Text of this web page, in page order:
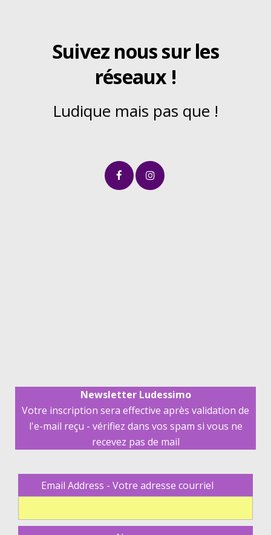
Suivez nous sur les
réseaux !
Ludique mais pas que !
Newsletter Ludessimo
Votre inscription sera effective après validation de
l'e-mail reçu - vérifiez dans vos spam si vous ne
recevez pas de mail
Email Address - Votre adresse courriel